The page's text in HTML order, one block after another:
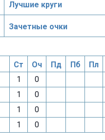
Лучшие круги
Зачетные очки
Ст Оч Пд Пб Пл
1 0
1 0
1 0
1 0